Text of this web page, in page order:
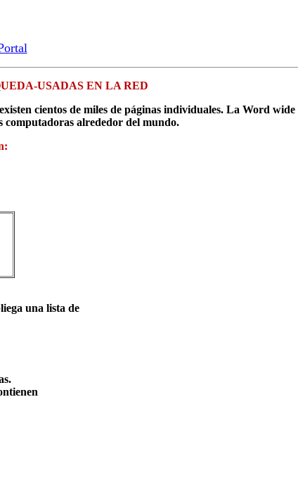
USADAS EN LA RED
cientos de miles de páginas individuales. La Word wide
computadoras alrededor del mundo.
una lista de